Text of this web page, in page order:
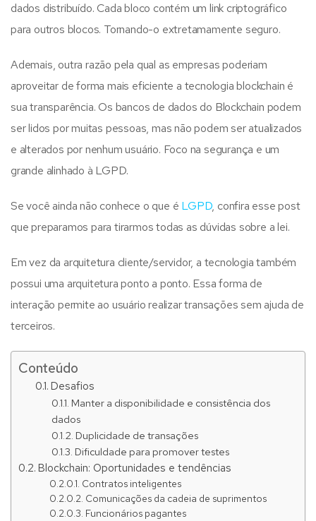
dados distribuído. Cada bloco contém um link criptográfico
para outros blocos. Tornando-o extretamamente seguro.
Ademais, outra razão pela qual as empresas poderiam
aproveitar de forma mais eficiente a tecnologia blockchain é
sua transparência. Os bancos de dados do Blockchain podem
ser lidos por muitas pessoas, mas não podem ser atualizados
e alterados por nenhum usuário. Foco na segurança e um
grande alinhado à LGPD.
Se você ainda não conhece o que é LGPD, confira esse post
que preparamos para tirarmos todas as dúvidas sobre a lei.
Em vez da arquitetura cliente/servidor, a tecnologia também
possui uma arquitetura ponto a ponto. Essa forma de
interação permite ao usuário realizar transações sem ajuda de
terceiros.
Conteúdo
Desafios
Manter a disponibilidade e consistência dos
dados
Duplicidade de transações
Dificuldade para promover testes
Blockchain: Oportunidades e tendências
Contratos inteligentes
Comunicações da cadeia de suprimentos
Funcionários pagantes